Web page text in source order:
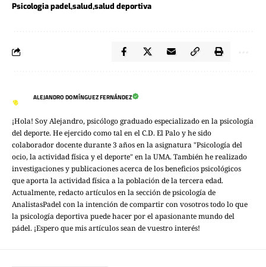
Psicologia padelsalud salud deportiva
ALEJANDRO DOMÍNGUEZ FERNÁNDEZ
¡Hola! Soy Alejandro, psicólogo graduado especializado en la psicología
del deporte. He ejercido como tal en el C.D. El Palo y he sido
colaborador docente durante 3 años en la asignatura "Psicología del
ocio, la actividad física y el deporte" en la UMA. También he realizado
investigaciones y publicaciones acerca de los beneficios psicológicos
que aporta la actividad física a la población de la tercera edad.
Actualmente, redacto artículos en la sección de psicología de
AnalistasPadel con la intención de compartir con vosotros todo lo que
la psicología deportiva puede hacer por el apasionante mundo del
pádel. ¡Espero que mis artículos sean de vuestro interés!